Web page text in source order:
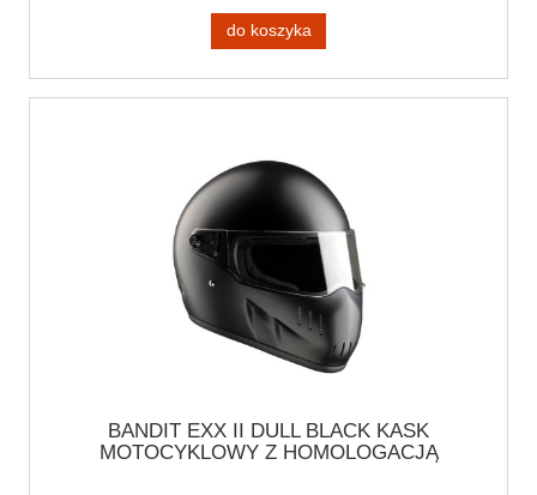
do koszyka
BANDIT EXX II DULL BLACK KASK
MOTOCYKLOWY Z HOMOLOGACJĄ